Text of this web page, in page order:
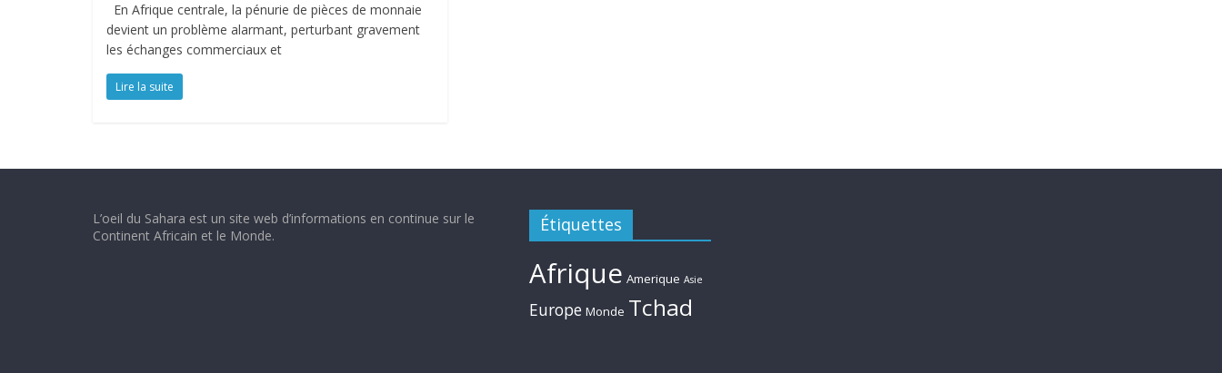
En Afrique centrale, la pénurie de pièces de monnaie
devient un problème alarmant, perturbant gravement
les échanges commerciaux et
Lire la suite
L’oeil du Sahara est un site web d’informations en continue sur le
Continent Africain et le Monde.
Étiquettes
Afrique Amerique Asie
Europe Monde Tchad